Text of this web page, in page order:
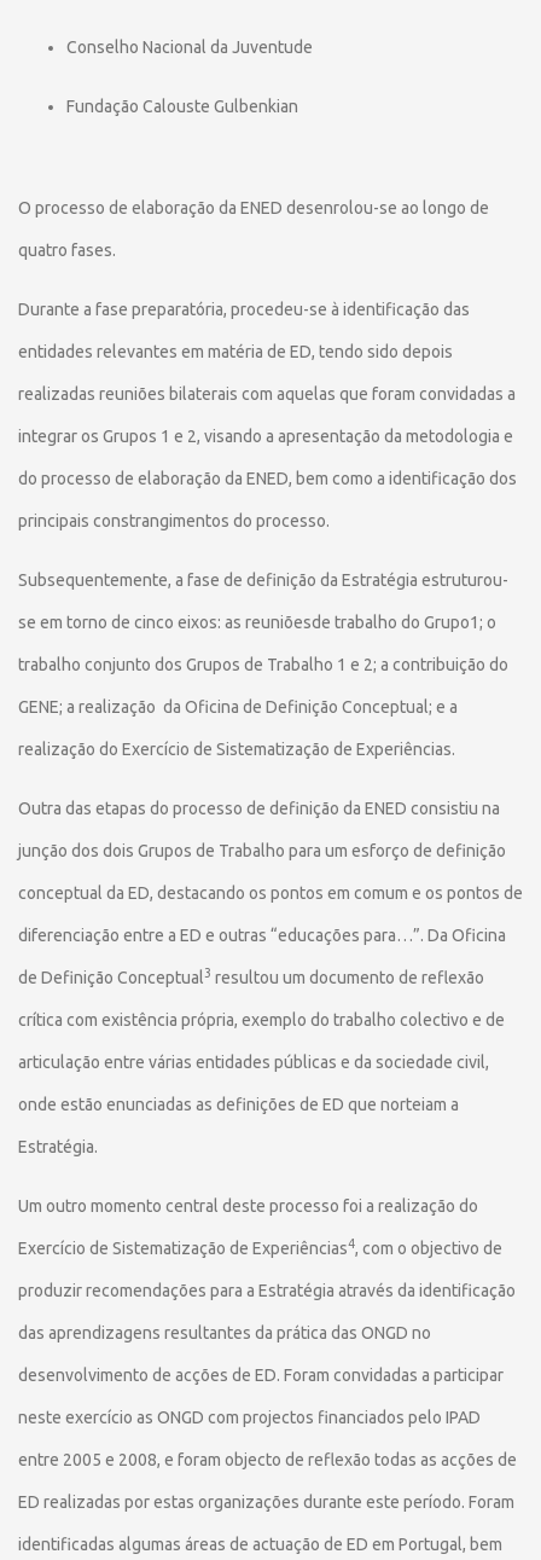
Conselho Nacional da Juventude
Fundação Calouste Gulbenkian
O processo de elaboração da ENED desenrolou-se ao longo de
quatro fases.
Durante a fase preparatória, procedeu-se à identificação das
entidades relevantes em matéria de ED, tendo sido depois
realizadas reuniões bilaterais com aquelas que foram convidadas a
integrar os Grupos 1 e 2, visando a apresentação da metodologia e
do processo de elaboração da ENED, bem como a identificação dos
principais constrangimentos do processo.
Subsequentemente, a fase de definição da Estratégia estruturou-
se em torno de cinco eixos: as reuniõesde trabalho do Grupo1; o
trabalho conjunto dos Grupos de Trabalho 1 e 2; a contribuição do
GENE; a realização da Oficina de Definição Conceptual; e a
realização do Exercício de Sistematização de Experiências.
Outra das etapas do processo de definição da ENED consistiu na
junção dos dois Grupos de Trabalho para um esforço de definição
conceptual da ED, destacando os pontos em comum e os pontos de
diferenciação entre a ED e outras “educações para…”. Da Oficina
de Definição Conceptual3 resultou um documento de reflexão
crítica com existência própria, exemplo do trabalho colectivo e de
articulação entre várias entidades públicas e da sociedade civil,
onde estão enunciadas as definições de ED que norteiam a
Estratégia.
Um outro momento central deste processo foi a realização do
Exercício de Sistematização de Experiências4, com o objectivo de
produzir recomendações para a Estratégia através da identificação
das aprendizagens resultantes da prática das ONGD no
desenvolvimento de acções de ED. Foram convidadas a participar
neste exercício as ONGD com projectos financiados pelo IPAD
entre 2005 e 2008, e foram objecto de reflexão todas as acções de
ED realizadas por estas organizações durante este período. Foram
identificadas algumas áreas de actuação de ED em Portugal, bem